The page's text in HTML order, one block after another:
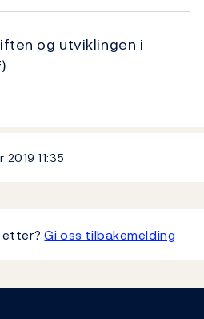
og utviklingen i
201911:35
etter?Gi oss tilbakemelding